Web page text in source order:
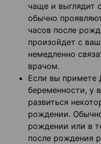
чаще и
обычно
часов после
произойдет с
немедленно
врачом.
Если вы примете
беременности, у
развиться
рождении.
рождении или в
после рождения